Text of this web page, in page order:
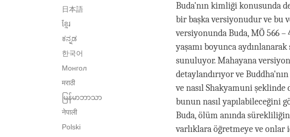
日本語
ខ្មែរ
ಕನ್ನಡ
한국어
Монгол
मराठी
မြန်မာဘာသာ
नेपाली
Polski
Buda'nın kimliği konusunda
bir başka versiyonudur ve bu
versiyonunda Buda, MÖ 566 –
yaşamı boyunca
sunuluyor. Mahayana
detaylandırıyor ve Buddha'nın
ve nasıl Shakyamuni şeklinde
bunun nasıl yapılabileceğini
Buda, ölüm anında
varlıklara öğretmeye ve onlar